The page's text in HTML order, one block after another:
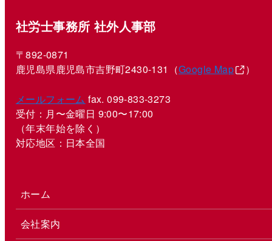
社労士事務所 社外人事部
〒892-0871
鹿児島県鹿児島市吉野町2430-131（Google Map ）
メールフォーム fax. 099-833-3273
受付：月〜金曜日 9:00〜17:00
（年末年始を除く）
対応地区：日本全国
ホーム
会社案内